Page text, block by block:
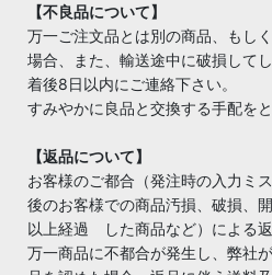
【不良品について】
万一ご注文品とは別の商品、もし
場合、また、輸送途中に破損して
着後8日以内にご連絡下さい。
すみやかに良品と交換する手配を
【返品について】
お客様のご都合（発注時の入力ミ
後のお客様での商品汚損、破損、
以上経過 した商品など）による返
万一商品に不都合が発生し、弊社